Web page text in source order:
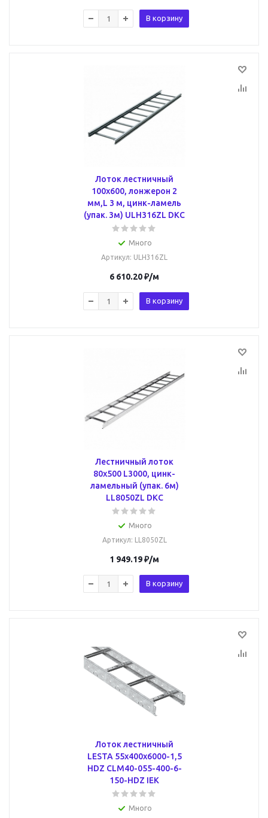
В корзину
Лоток лестничный
100х600, лонжерон 2
мм,L 3 м, цинк-ламель
(упак. 3м) ULH316ZL DKC
Много
Артикул: ULH316ZL
6 610.20₽/м
В корзину
Лестничный лоток
80х500 L3000, цинк-
ламельный (упак. 6м)
LL8050ZL DKC
Много
Артикул: LL8050ZL
1 949.19₽/м
В корзину
Лоток лестничный
LESTA 55х400х6000-1,5
HDZ CLM40-055-400-6-
150-HDZ IEK
Много